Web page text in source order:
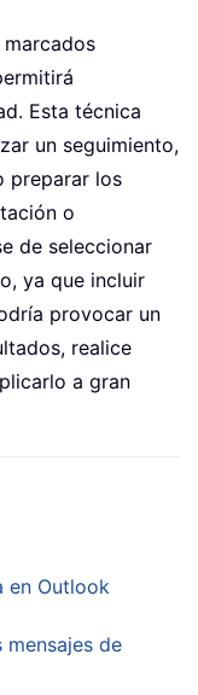
Esta técnica
un seguimiento,
preparar los
o
de seleccionar
ya que incluir
provocar un
realice
a gran
en Outlook
de